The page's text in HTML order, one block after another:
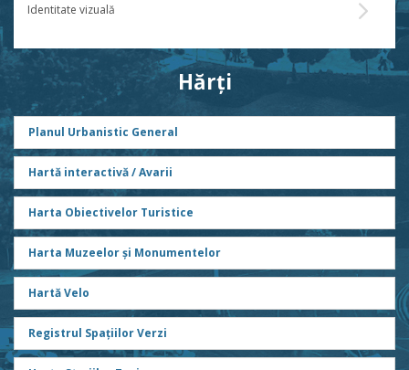
Identitate vizuală
Hărți
Planul Urbanistic General
Hartă interactivă / Avarii
Harta Obiectivelor Turistice
Harta Muzeelor și Monumentelor
Hartă Velo
Registrul Spațiilor Verzi